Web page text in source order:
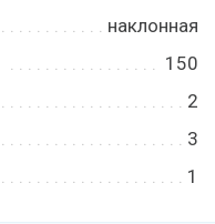
наклонная
150
2
3
1